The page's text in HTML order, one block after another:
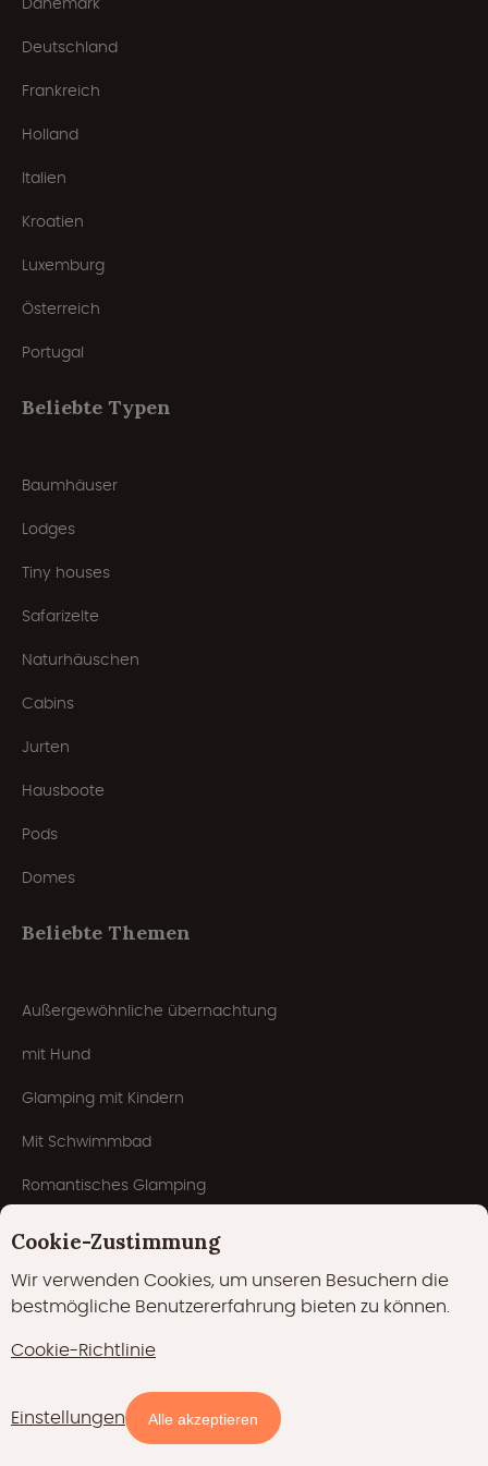
Verfügbarkeit und Preise
Deutschland
Frankreich
Holland
Italien
Kroatien
Luxemburg
Österreich
Portugal
Beliebte Typen
Baumhäuser
Lodges
Tiny houses
Safarizelte
Naturhäuschen
Cabins
Jurten
Hausboote
Pods
Domes
Beliebte Themen
Außergewöhnliche übernachtung
mit Hund
Glamping mit Kindern
Mit Schwimmbad
Romantisches Glamping
5-Sterne-Campingplatz
Winterglamping
Campingplätze
Wellness
Cookie-Zustimmung
Wir verwenden Cookies, um unseren Besuchern die
bestmögliche Benutzererfahrung bieten zu können.
Cookie-Richtlinie
Einstellungen Alle akzeptieren